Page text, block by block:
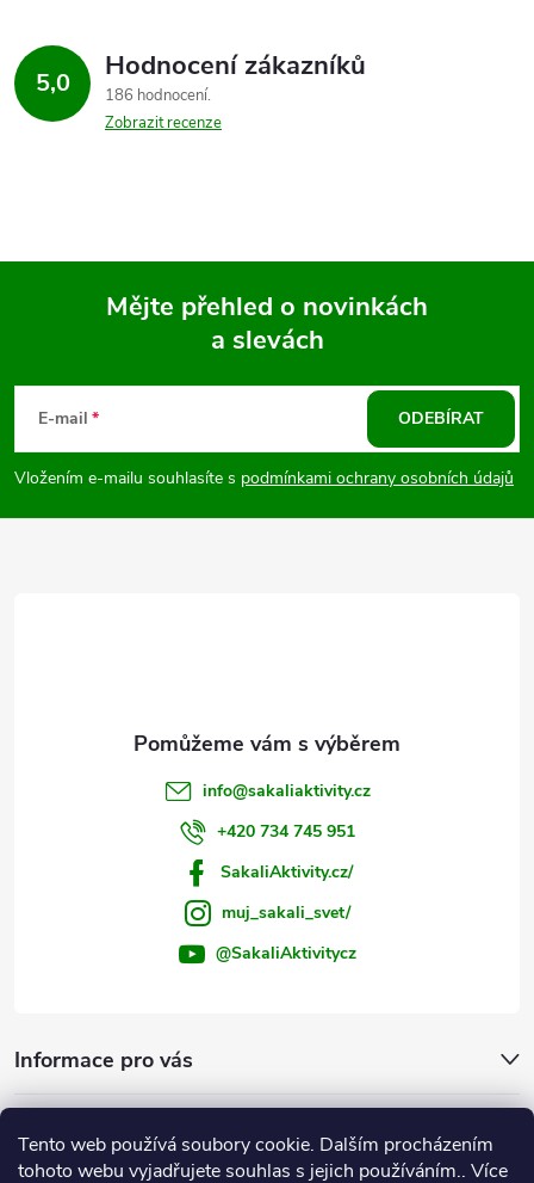
Tento web používá soubory cookie. Dalším procházením
tohoto webu vyjadřujete souhlas s jejich používáním.. Více
5,0 Hodnocení zákazníků
186 hodnocení
Zobrazit recenze
p
a
Mějte přehled o novinkách
a slevách
E-mail
Vložením e-mailu souhlasíte s podmínkami ochrany osobních údajů
ODEBÍRAT
info@sakaliaktivity.cz
+420 734 745 951
SakaliAktivity.cz/
muj_sakali_svet/
@SakaliAktivitycz
Informace pro vás